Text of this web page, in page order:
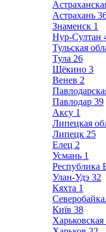
Астрахань
Знаменск 1
Нур-Султан
Тульская
Тула 26
Щёкино 3
Венев 2
Павлодар 39
Аксу 1
Липецкая
Липецк 25
Елец 2
Усмань 1
Республика
Улан-Удэ 32
Кяхта 1
Київ 38
Харьковская